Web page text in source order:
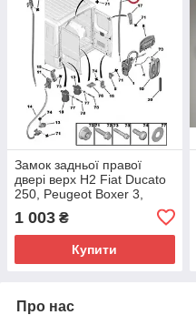
Замок задньої правої
двері верх Н2 Fiat Ducato
250, Peugeot Boxer 3,
2014), 1379727080
1 003 ₴
Купити
Про нас